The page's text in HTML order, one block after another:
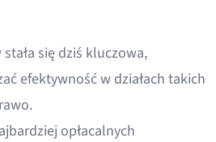
się dziś kluczowa,
efektywność w działach takich
opłacalnych